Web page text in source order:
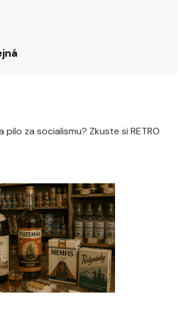
pilo za socialismu? Zkuste si RETRO